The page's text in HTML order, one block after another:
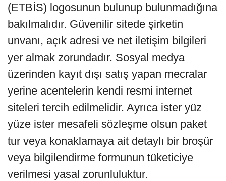
(ETBİS) logosunun bulunup bulunmadığına
bakılmalıdır. Güvenilir sitede şirketin
unvanı, açık adresi ve net iletişim bilgileri
yer almak zorundadır. Sosyal medya
üzerinden kayıt dışı satış yapan mecralar
yerine acentelerin kendi resmi internet
siteleri tercih edilmelidir. Ayrıca ister yüz
yüze ister mesafeli sözleşme olsun paket
tur veya konaklamaya ait detaylı bir broşür
veya bilgilendirme formunun tüketiciye
verilmesi yasal zorunluluktur.